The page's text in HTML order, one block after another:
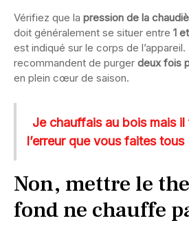
Vérifiez que la pression de la
doit généralement se situer entre 1
est indiqué sur le corps de
recommandent de purger deux fois
en plein cœur de saison.
Je chauffais au bois mais
l’erreur que vous faites tous
Non, mettre le
fond ne chauffe